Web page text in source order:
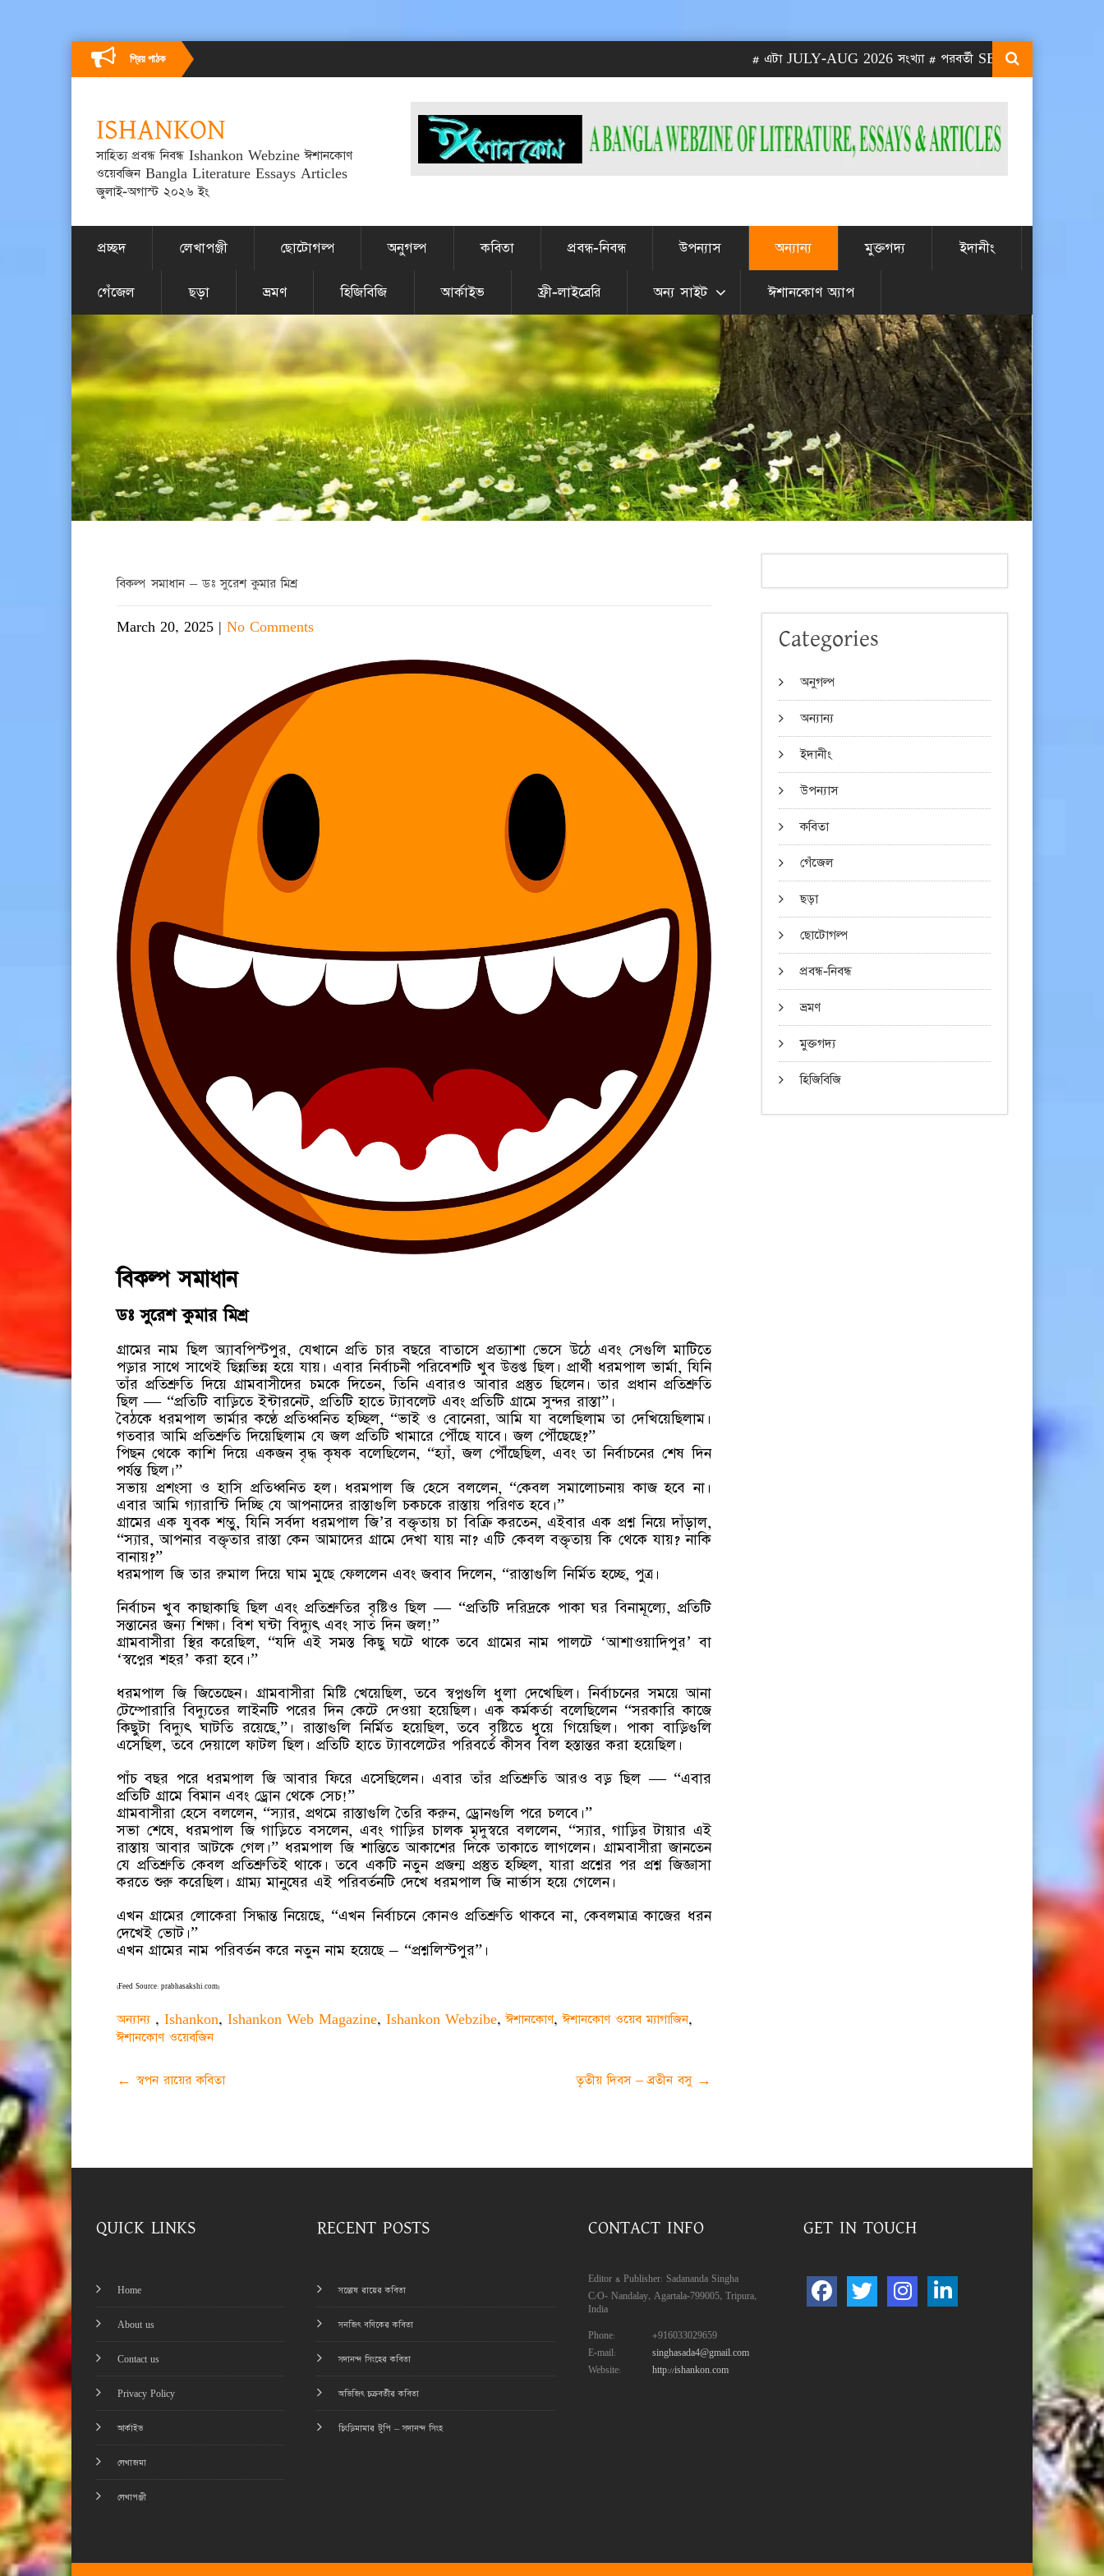
প্রিয় পাঠক # এটা JULY-AUG 2026 সংখ্যা # পরবর্তী SEPT-OCT 2026 সংখ্যা
ISHANKON
সাহিত্য প্রবন্ধ নিবন্ধ Ishankon Webzine ঈশানকোণ
ওয়েবজিন Bangla Literature Essays Articles
জুলাই-অগাস্ট ২০২৬ ইং
প্রচ্ছদ লেখাপঞ্জী ছোটোগল্প অনুগল্প কবিতা প্রবন্ধ-নিবন্ধ উপন্যাস অন্যান্য মুক্তগদ্য ইদানীং
গেঁজেল ছড়া ভ্রমণ হিজিবিজি আর্কাইভ ফ্রী-লাইব্রেরি অন্য সাইট ঈশানকোণ অ্যাপ
বিকল্প সমাধান – ডঃ সুরেশ কুমার মিশ্র
March 20, 2025 | No Comments
বিকল্প সমাধান
ডঃ সুরেশ কুমার মিশ্র
গ্রামের নাম ছিল অ্যাবপিস্টপুর, যেখানে প্রতি চার বছরে বাতাসে প্রত্যাশা ভেসে উঠে এবং সেগুলি মাটিতে
পড়ার সাথে সাথেই ছিন্নভিন্ন হয়ে যায়। এবার নির্বাচনী পরিবেশটি খুব উত্তপ্ত ছিল। প্রার্থী ধরমপাল ভার্মা, যিনি
তাঁর প্রতিশ্রুতি দিয়ে গ্রামবাসীদের চমকে দিতেন, তিনি এবারও আবার প্রস্তুত ছিলেন। তার প্রধান প্রতিশ্রুতি
ছিল — “প্রতিটি বাড়িতে ইন্টারনেট, প্রতিটি হাতে ট্যাবলেট এবং প্রতিটি গ্রামে সুন্দর রাস্তা”।
বৈঠকে ধরমপাল ভার্মার কণ্ঠে প্রতিধ্বনিত হচ্ছিল, “ভাই ও বোনেরা, আমি যা বলেছিলাম তা দেখিয়েছিলাম।
গতবার আমি প্রতিশ্রুতি দিয়েছিলাম যে জল প্রতিটি খামারে পৌঁছে যাবে। জল পৌঁছেছে?”
পিছন থেকে কাশি দিয়ে একজন বৃদ্ধ কৃষক বলেছিলেন, “হ্যাঁ, জল পৌঁছেছিল, এবং তা নির্বাচনের শেষ দিন
পর্যন্ত ছিল।”
সভায় প্রশংসা ও হাসি প্রতিধ্বনিত হল। ধরমপাল জি হেসে বললেন, “কেবল সমালোচনায় কাজ হবে না।
এবার আমি গ্যারান্টি দিচ্ছি যে আপনাদের রাস্তাগুলি চকচকে রাস্তায় পরিণত হবে।”
গ্রামের এক যুবক শম্ভু, যিনি সর্বদা ধরমপাল জি’র বক্তৃতায় চা বিক্রি করতেন, এইবার এক প্রশ্ন নিয়ে দাঁড়াল,
“স্যার, আপনার বক্তৃতার রাস্তা কেন আমাদের গ্রামে দেখা যায় না? এটি কেবল বক্তৃতায় কি থেকে যায়? নাকি
বানায়?”
ধরমপাল জি তার রুমাল দিয়ে ঘাম মুছে ফেললেন এবং জবাব দিলেন, “রাস্তাগুলি নির্মিত হচ্ছে, পুত্র।
নির্বাচন খুব কাছাকাছি ছিল এবং প্রতিশ্রুতির বৃষ্টিও ছিল — “প্রতিটি দরিদ্রকে পাকা ঘর বিনামূল্যে, প্রতিটি
সন্তানের জন্য শিক্ষা। বিশ ঘন্টা বিদ্যুৎ এবং সাত দিন জল!”
গ্রামবাসীরা স্থির করেছিল, “যদি এই সমস্ত কিছু ঘটে থাকে তবে গ্রামের নাম পালটে ‘আশাওয়াদিপুর’ বা
‘স্বপ্নের শহর’ করা হবে।”
ধরমপাল জি জিতেছেন। গ্রামবাসীরা মিষ্টি খেয়েছিল, তবে স্বপ্নগুলি ধুলা দেখেছিল। নির্বাচনের সময়ে আনা
টেম্পোরারি বিদ্যুতের লাইনটি পরের দিন কেটে দেওয়া হয়েছিল। এক কর্মকর্তা বলেছিলেন “সরকারি কাজে
কিছুটা বিদ্যুৎ ঘাটতি রয়েছে,”। রাস্তাগুলি নির্মিত হয়েছিল, তবে বৃষ্টিতে ধুয়ে গিয়েছিল। পাকা বাড়িগুলি
এসেছিল, তবে দেয়ালে ফাটল ছিল। প্রতিটি হাতে ট্যাবলেটের পরিবর্তে কীসব বিল হস্তান্তর করা হয়েছিল।
পাঁচ বছর পরে ধরমপাল জি আবার ফিরে এসেছিলেন। এবার তাঁর প্রতিশ্রুতি আরও বড় ছিল — “এবার
প্রতিটি গ্রামে বিমান এবং ড্রোন থেকে সেচ!”
গ্রামবাসীরা হেসে বললেন, “স্যার, প্রথমে রাস্তাগুলি তৈরি করুন, ড্রোনগুলি পরে চলবে।”
সভা শেষে, ধরমপাল জি গাড়িতে বসলেন, এবং গাড়ির চালক মৃদুস্বরে বললেন, “স্যার, গাড়ির টায়ার এই
রাস্তায় আবার আটকে গেল।” ধরমপাল জি শান্তিতে আকাশের দিকে তাকাতে লাগলেন। গ্রামবাসীরা জানতেন
যে প্রতিশ্রুতি কেবল প্রতিশ্রুতিই থাকে। তবে একটি নতুন প্রজন্ম প্রস্তুত হচ্ছিল, যারা প্রশ্নের পর প্রশ্ন জিজ্ঞাসা
করতে শুরু করেছিল। গ্রাম্য মানুষের এই পরিবর্তনটি দেখে ধরমপাল জি নার্ভাস হয়ে গেলেন।
এখন গ্রামের লোকেরা সিদ্ধান্ত নিয়েছে, “এখন নির্বাচনে কোনও প্রতিশ্রুতি থাকবে না, কেবলমাত্র কাজের ধরন
দেখেই ভোট।”
এখন গ্রামের নাম পরিবর্তন করে নতুন নাম হয়েছে – “প্রশ্নলিস্টপুর”।
(Feed Source: prabhasakshi.com)
অন্যান্য , Ishankon, Ishankon Web Magazine, Ishankon Webzibe,ঈশানকোণ,ঈশানকোণ ওয়েব ম্যাগাজিন,
ঈশানকোণ ওয়েবজিন
Post
← স্বপন রায়ের কবিতা তৃতীয় দিবস – ব্রতীন বসু →
Categories
অনুগল্প
অন্যান্য
ইদানীং
উপন্যাস
কবিতা
গেঁজেল
ছড়া
ছোটোগল্প
প্রবন্ধ-নিবন্ধ
ভ্রমণ
মুক্তগদ্য
হিজিবিজি
QUICK LINKS
Home
About us
Contact us
Privacy Policy
আর্কাইভ
লেখাজমা
লেখাপঞ্জী
RECENT POSTS
সন্তোষ রায়ের কবিতা
সনজিৎ বণিকের কবিতা
সদানন্দ সিংহের কবিতা
অভিজিৎ চক্রবর্তীর কবিতা
চিংড়িমামার টুপি – সদানন্দ সিংহ
CONTACT INFO
Editor & Publisher: Sadananda Singha
C/O- Nandalay, Agartala-799005, Tripura,
India
Phone:
+916033029659
E-mail:
singhasada4@gmail.com
Website:
http://ishankon.com
GET IN TOUCH